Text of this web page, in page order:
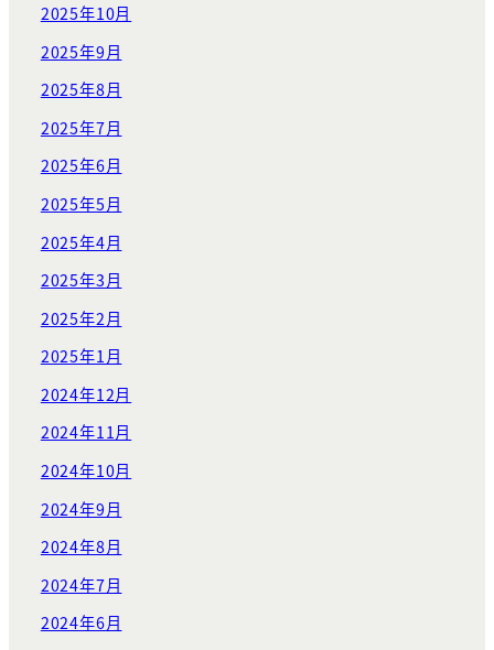
2025年10月
2025年9月
2025年8月
2025年7月
2025年6月
2025年5月
2025年4月
2025年3月
2025年2月
2025年1月
2024年12月
2024年11月
2024年10月
2024年9月
2024年8月
2024年7月
2024年6月